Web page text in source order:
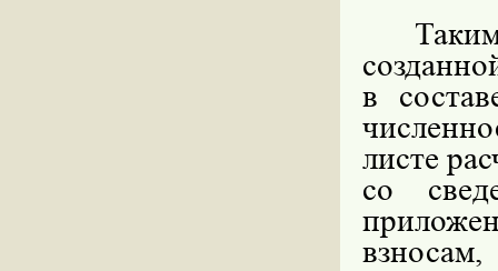
в
листе
со